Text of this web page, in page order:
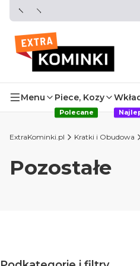
Menu Piece, Kozy
Polecane
ExtraKominki.pl Kratki i Obudowa
Pozostałe